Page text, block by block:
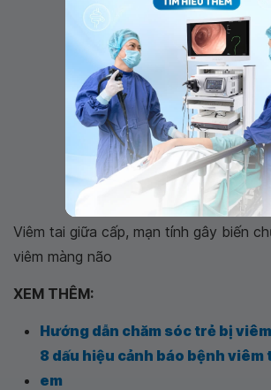
Viêm tai giữa cấp, mạn tính gây biến
viêm màng não
XEM THÊM:
Hướng dẫn chăm sóc trẻ bị
8 dấu hiệu cảnh báo bệnh viêm
em